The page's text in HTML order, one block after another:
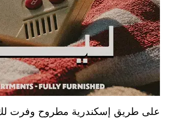
على طريق إسكندرية مطروح وفرت لك